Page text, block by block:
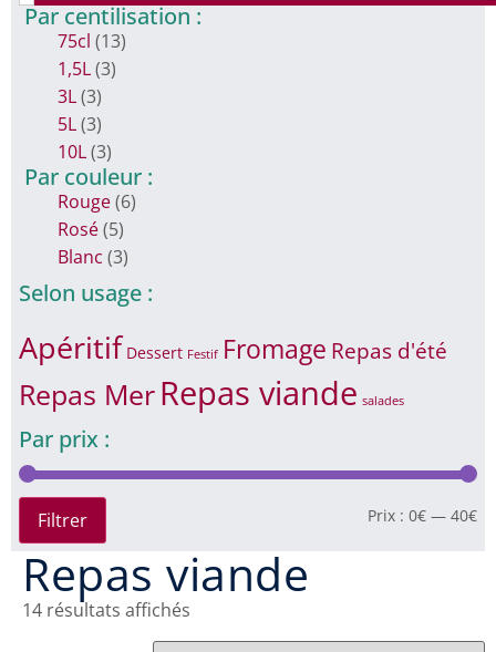
Par centilisation :
75cl (13)
1,5L(3)
3L(3)
5L(3)
10L(3)
Par couleur :
Rouge(6)
Rosé(5)
Blanc (3)
Selon usage :
Apéritif Dessert Festif Fromage Repas d'été
Repas MerRepas viande salades
Par prix :
Filtrer Prix : 0€ — 40€
Repas viande
14 résultats affichés